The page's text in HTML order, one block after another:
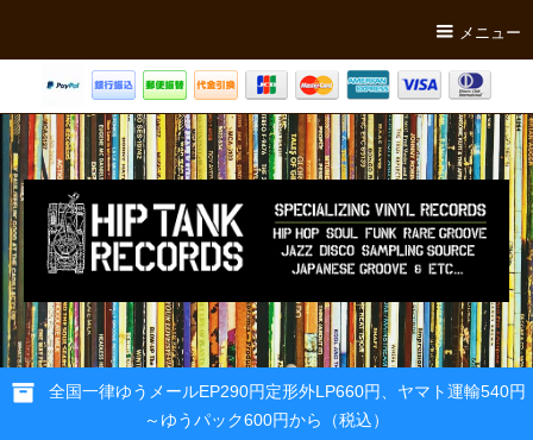
メニュー
全国一律ゆうメールEP290円定形外LP660円、ヤマト運輸540円
～ゆうパック600円から（税込）